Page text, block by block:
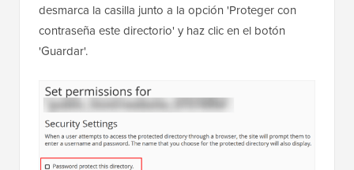
desmarca la casilla junto a la opción 'Proteger con
contraseña este directorio' y haz clic en el botón
'Guardar'.